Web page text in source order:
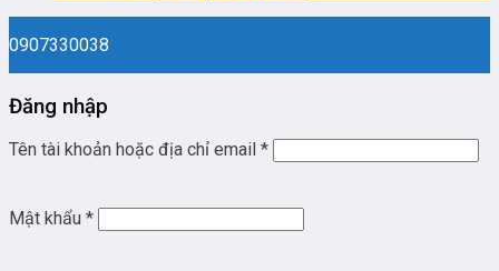
0907330038
Đăng nhập
Tên tài khoản hoặc địa chỉ email *
Mật khẩu *